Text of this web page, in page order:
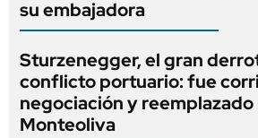
su embajadora
Sturzenegger, el gran
conflicto portuario: fue
negociación y
Monteoliva